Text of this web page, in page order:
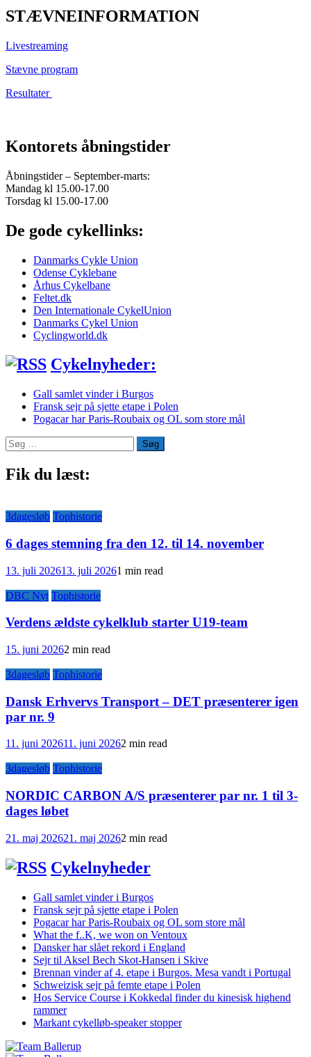
STÆVNEINFORMATION
Livestreaming
Stævne program
Resultater
Kontorets åbningstider
Åbningstider – September-marts:
Mandag kl 15.00-17.00
Torsdag kl 15.00-17.00
De gode cykellinks:
Danmarks Cykle Union
Odense Cyklebane
Århus Cykelbane
Feltet.dk
Den Internationale CykelUnion
Danmarks Cykel Union
Cyclingworld.dk
Cykelnyheder:
Gall samlet vinder i Burgos
Fransk sejr på sjette etape i Polen
Pogacar har Paris-Roubaix og OL som store mål
Søg
efter:
Fik du læst:
3dagesløb Tophistorie
6 dages stemning fra den 12. til 14. november
13. juli 202613. juli 20261 min read
DBC Nyt Tophistorie
Verdens ældste cykelklub starter U19-team
15. juni 20262 min read
3dagesløb Tophistorie
Dansk Erhvervs Transport – DET præsenterer igen
par nr. 9
11. juni 202611. juni 20262 min read
3dagesløb Tophistorie
NORDIC CARBON A/S præsenterer par nr. 1 til 3-
dages løbet
21. maj 202621. maj 20262 min read
Cykelnyheder
Gall samlet vinder i Burgos
Fransk sejr på sjette etape i Polen
Pogacar har Paris-Roubaix og OL som store mål
What the f..K, we won on Ventoux
Dansker har slået rekord i England
Sejr til Aksel Bech Skot-Hansen i Skive
Brennan vinder af 4. etape i Burgos. Mesa vandt i Portugal
Schweizisk sejr på femte etape i Polen
Hos Service Course i Kokkedal finder du kinesisk highend
rammer
Markant cykelløb-speaker stopper